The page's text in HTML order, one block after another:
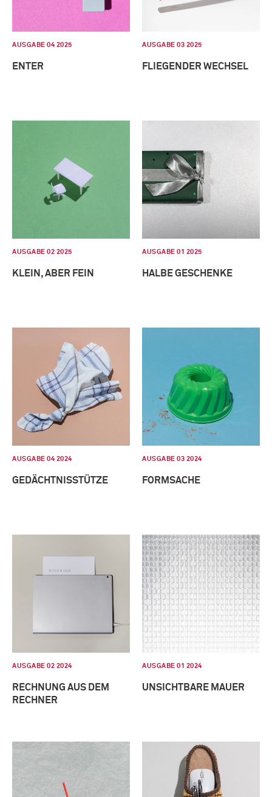
AUSGABE 04 2025
ENTER
AUSGABE 03 2025
FLIEGENDER WECHSEL
AUSGABE 02 2025
KLEIN, ABER FEIN
AUSGABE 01 2025
HALBE GESCHENKE
AUSGABE 04 2024
GEDÄCHTNISSTÜTZE
AUSGABE 03 2024
FORMSACHE
AUSGABE 02 2024
RECHNUNG AUS DEM
RECHNER
AUSGABE 01 2024
UNSICHTBARE MAUER